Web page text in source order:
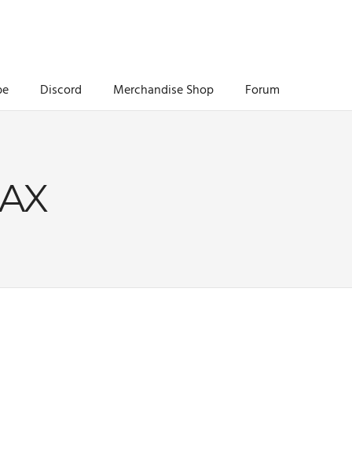
Discord Merchandise Shop Forum